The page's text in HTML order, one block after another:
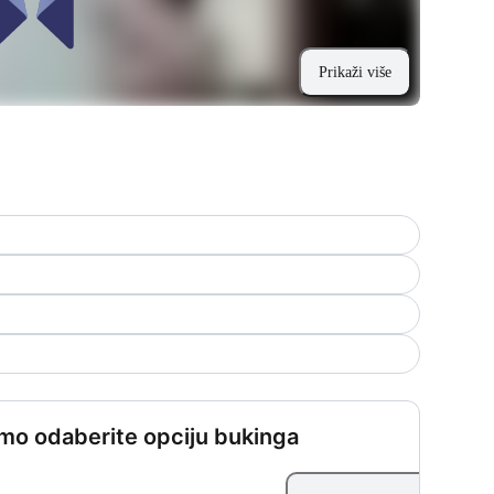
Prikaži više
odaberite opciju bukinga